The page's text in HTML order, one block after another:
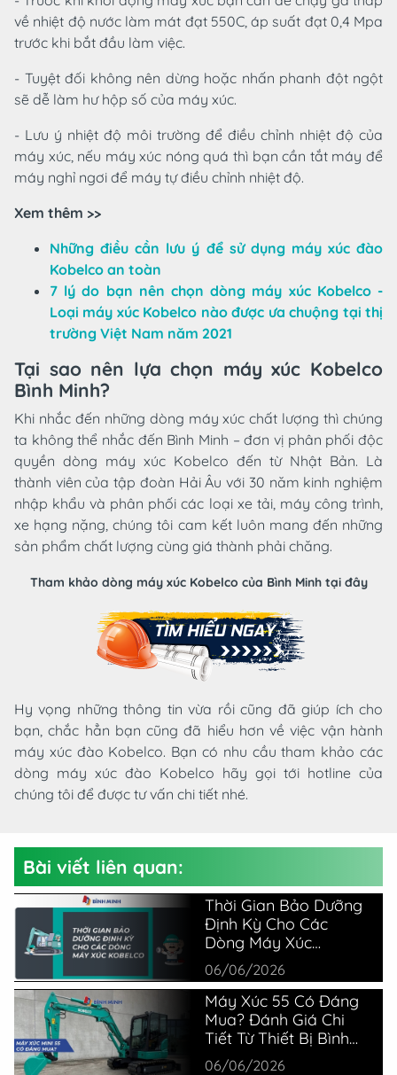
về nhiệt độ nước làm mát đạt 550C, áp suất đạt 0,4 Mpa
trước khi bắt đầu làm việc.
- Tuyệt đối không nên dừng hoặc nhấn phanh đột ngột
sẽ dễ làm hư hộp số của máy xúc.
- Lưu ý nhiệt độ môi trường để điều chỉnh nhiệt độ của
máy xúc, nếu máy xúc nóng quá thì bạn cần tắt máy để
máy nghỉ ngơi để máy tự điều chỉnh nhiệt độ.
Xem thêm >>
Những điều cần lưu ý để sử dụng máy xúc đào
Kobelco an toàn
7 lý do bạn nên chọn dòng máy xúc Kobelco -
Loại máy xúc Kobelco nào được ưa chuộng tại thị
trường Việt Nam năm 2021
Tại sao nên lựa chọn máy xúc Kobelco
Bình Minh?
Khi nhắc đến những dòng máy xúc chất lượng thì chúng
ta không thể nhắc đến Bình Minh – đơn vị phân phối độc
quyền dòng máy xúc Kobelco đến từ Nhật Bản. Là
thành viên của tập đoàn Hải Âu với 30 năm kinh nghiệm
nhập khẩu và phân phối các loại xe tải, máy công trình,
xe hạng nặng, chúng tôi cam kết luôn mang đến những
sản phẩm chất lượng cùng giá thành phải chăng.
Tham khảo dòng máy xúc Kobelco của Bình Minh tại đây
Hy vọng những thông tin vừa rồi cũng đã giúp ích cho
bạn, chắc hẳn bạn cũng đã hiểu hơn về việc vận hành
máy xúc đào Kobelco. Bạn có nhu cầu tham khảo các
dòng máy xúc đào Kobelco hãy gọi tới hotline của
chúng tôi để được tư vấn chi tiết nhé.
Bài viết liên quan:
Thời Gian Bảo Dưỡng
Định Kỳ Cho Các
Dòng Máy Xúc
Kobelco
06/06/2026
Máy Xúc 55 Có Đáng
Mua? Đánh Giá Chi
Tiết Từ Thiết Bị Bình
Minh
06/06/2026